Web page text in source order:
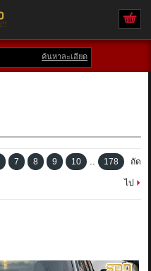
ค้นหาละเอียด
7 8 9 10 .. 178 ถัด
ไป